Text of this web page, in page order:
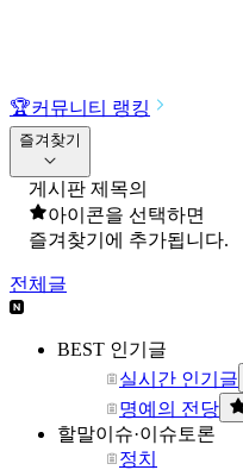
🏆커뮤니티 랭킹
즐겨찾기
게시판 제목의
아이콘을 선택하면
즐겨찾기에 추가됩니다.
전체글
BEST 인기글
실시간 인기글
명예의 전당
할말이슈·이슈토론
정치